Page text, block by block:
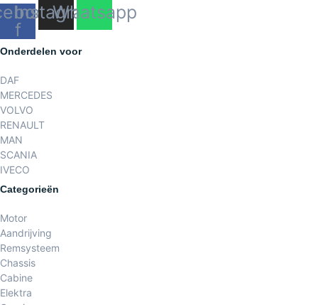
f
Instagram
Whatsapp
Onderdelen voor
DAF
MERCEDES
VOLVO
RENAULT
MAN
SCANIA
IVECO
Categorieën
Motor
Aandrijving
Remsysteem
Chassis
Cabine
Elektra